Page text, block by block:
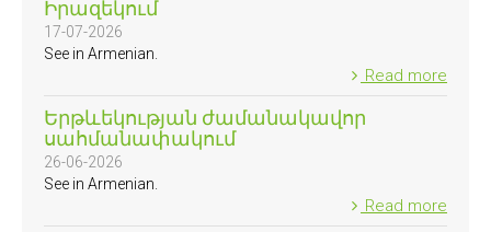
Իրազեկում
17-07-2026
See in Armenian.
Read more
Երթևեկության ժամանակավոր
սահմանափակում
26-06-2026
See in Armenian.
Read more